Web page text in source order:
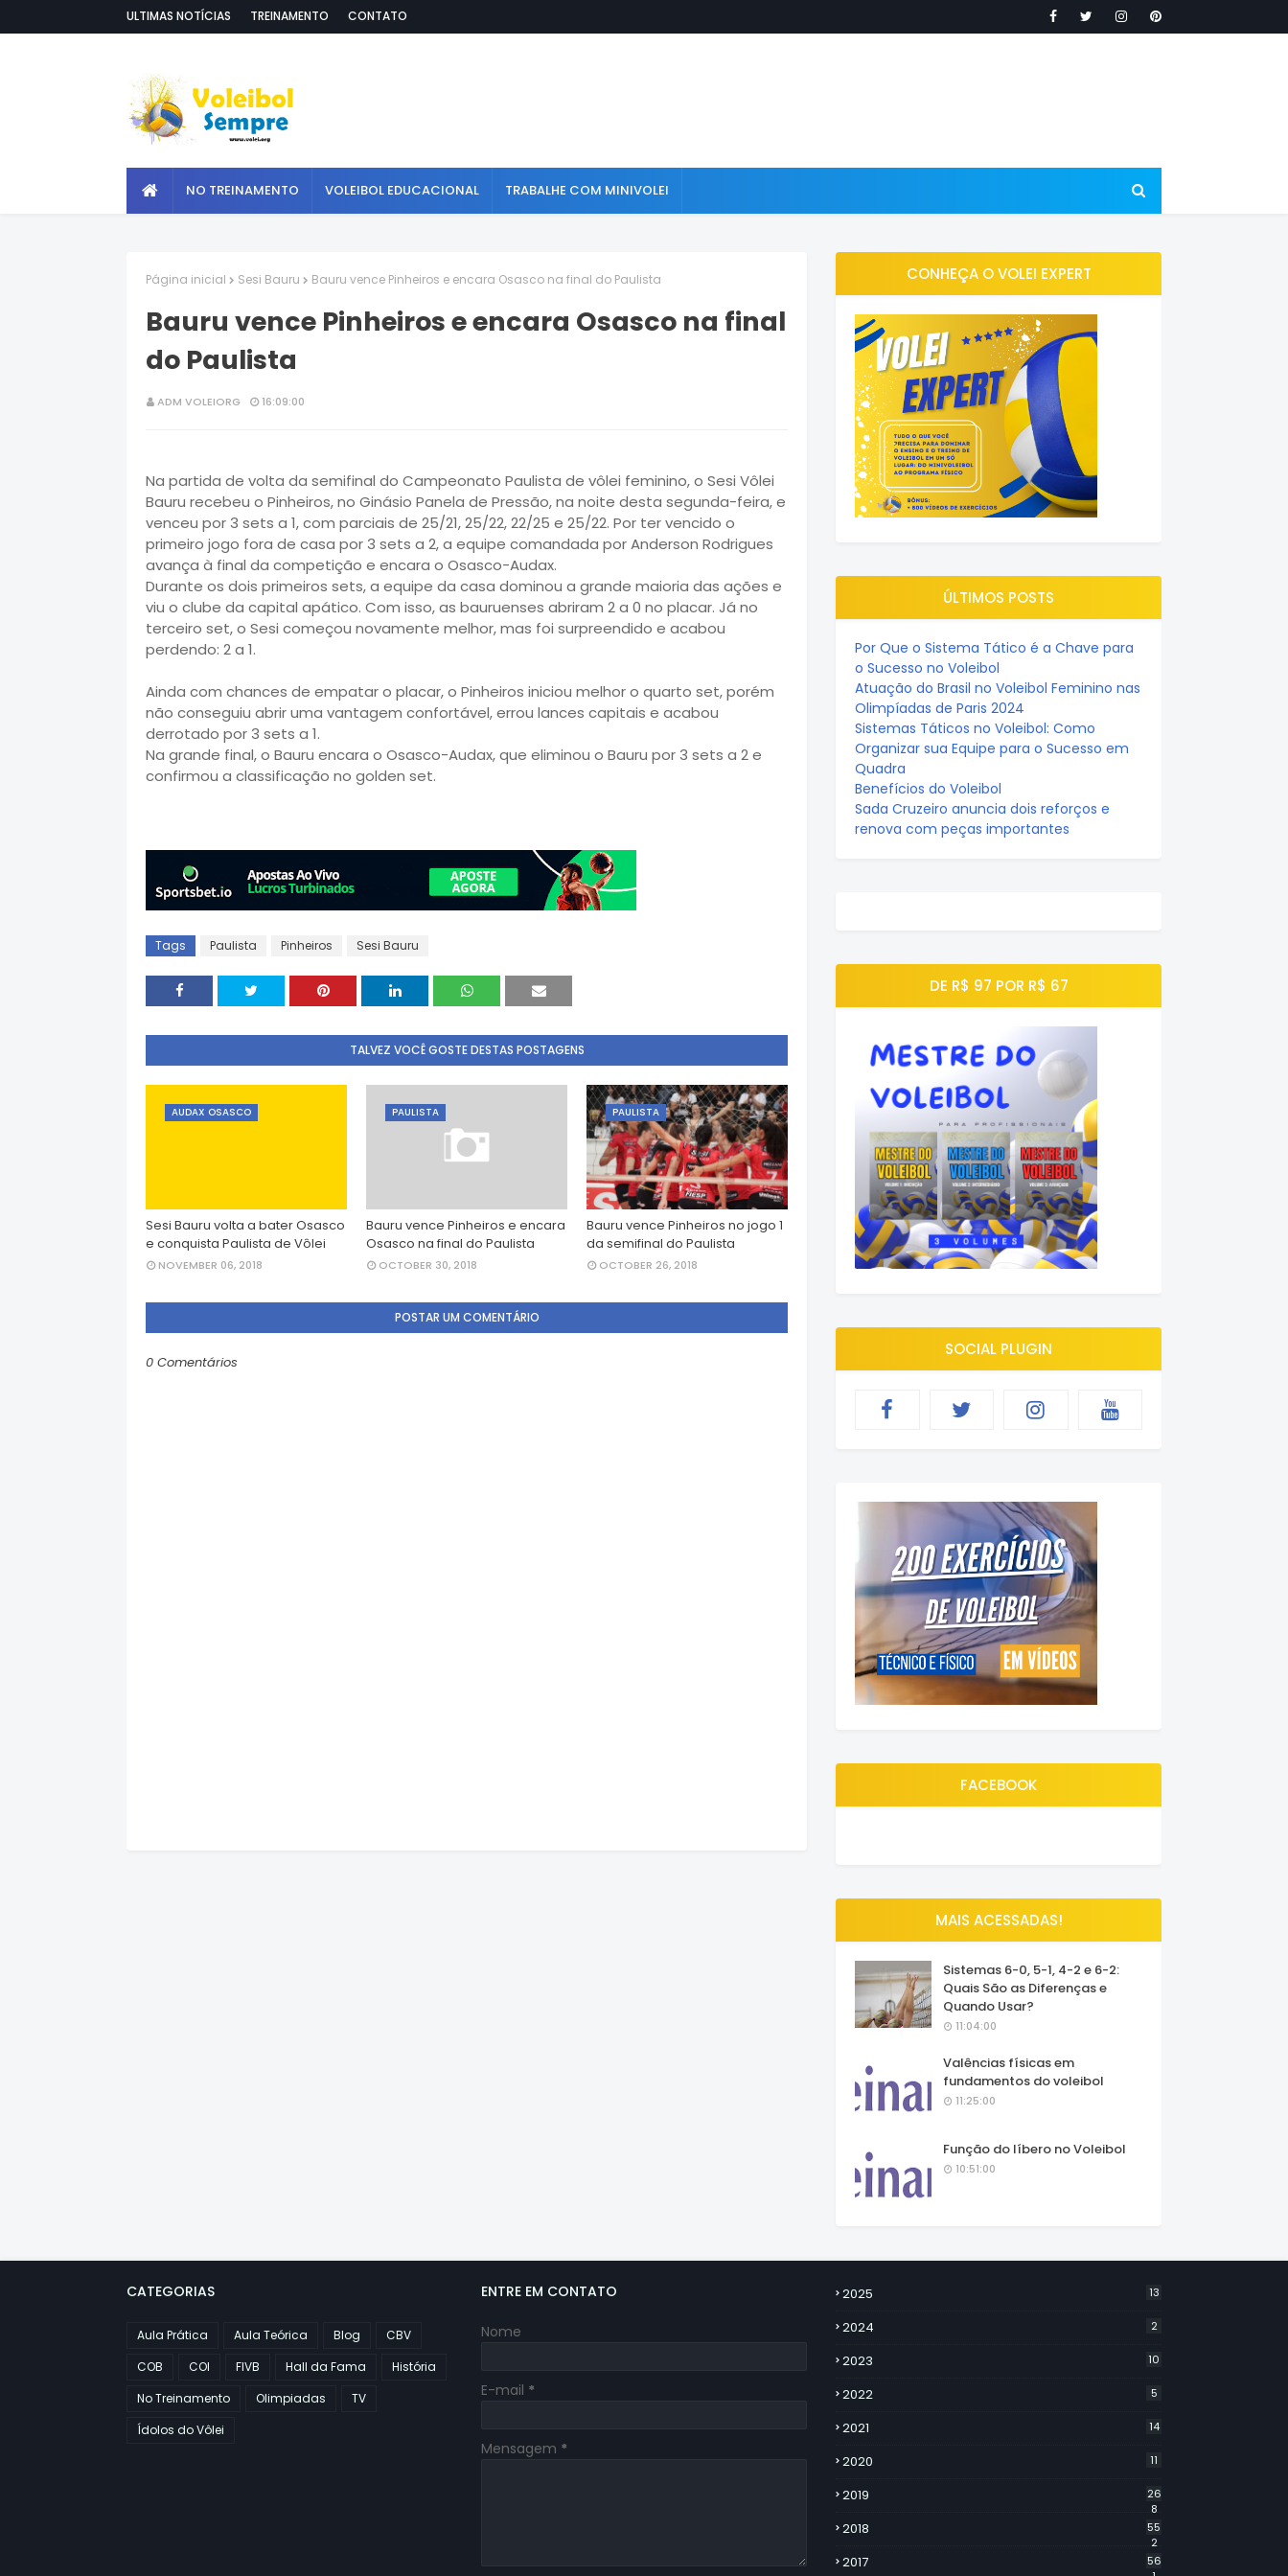
ULTIMAS NOTÍCIAS TREINAMENTO CONTATO
NO TREINAMENTO VOLEIBOL EDUCACIONAL TRABALHE COM MINIVOLEI
Página inicial Sesi Bauru Bauru vence Pinheiros e encara Osasco na final do Paulista
Bauru vence Pinheiros e encara Osasco na final
do Paulista
ADM VOLEIORG 16:09:00
Na partida de volta da semifinal do Campeonato Paulista de vôlei feminino, o Sesi Vôlei
Bauru recebeu o Pinheiros, no Ginásio Panela de Pressão, na noite desta segunda-feira, e
venceu por 3 sets a 1, com parciais de 25/21, 25/22, 22/25 e 25/22. Por ter vencido o
primeiro jogo fora de casa por 3 sets a 2, a equipe comandada por Anderson Rodrigues
avança à final da competição e encara o Osasco-Audax.
Durante os dois primeiros sets, a equipe da casa dominou a grande maioria das ações e
viu o clube da capital apático. Com isso, as bauruenses abriram 2 a 0 no placar. Já no
terceiro set, o Sesi começou novamente melhor, mas foi surpreendido e acabou
perdendo: 2 a 1.
Ainda com chances de empatar o placar, o Pinheiros iniciou melhor o quarto set, porém
não conseguiu abrir uma vantagem confortável, errou lances capitais e acabou
derrotado por 3 sets a 1.
Na grande final, o Bauru encara o Osasco-Audax, que eliminou o Bauru por 3 sets a 2 e
confirmou a classificação no golden set.
Tags Paulista Pinheiros Sesi Bauru
TALVEZ VOCÊ GOSTE DESTAS POSTAGENS
AUDAX OSASCO
Sesi Bauru volta a bater Osasco
e conquista Paulista de Vôlei
NOVEMBER 06, 2018
PAULISTA
Bauru vence Pinheiros e encara
Osasco na final do Paulista
OCTOBER 30, 2018
PAULISTA
Bauru vence Pinheiros no jogo 1
da semifinal do Paulista
OCTOBER 26, 2018
POSTAR UM COMENTÁRIO
0 Comentários
CONHEÇA O VOLEI EXPERT
ÚLTIMOS POSTS
Por Que o Sistema Tático é a Chave para
o Sucesso no Voleibol
Atuação do Brasil no Voleibol Feminino nas
Olimpíadas de Paris 2024
Sistemas Táticos no Voleibol: Como
Organizar sua Equipe para o Sucesso em
Quadra
Benefícios do Voleibol
Sada Cruzeiro anuncia dois reforços e
renova com peças importantes
DE R$ 97 POR R$ 67
SOCIAL PLUGIN
FACEBOOK
MAIS ACESSADAS!
Sistemas 6-0, 5-1, 4-2 e 6-2:
Quais São as Diferenças e
Quando Usar?
11:04:00
Valências físicas em
fundamentos do voleibol
11:25:00
Função do líbero no Voleibol
10:51:00
CATEGORIAS
Aula Prática Aula Teórica Blog
CBV
COB
COI FIVB Hall da Fama
História
No Treinamento
Olimpiadas
TV
Ídolos do Vôlei
ENTRE EM CONTATO
Nome
E-mail *
Mensagem *
2025 13
2024 2
2023 10
2022 5
2021 14
2020 11
2019
26
8
2018
55
2
2017
56